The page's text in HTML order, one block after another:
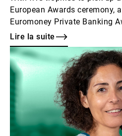
European Awards ceremony,
Euromoney Private Banking
busy night in London on 27
Lire la suite
Lire
la
suite